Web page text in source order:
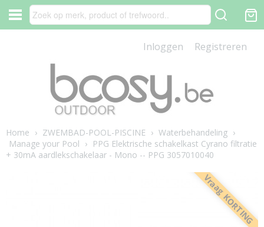
Inloggen Registreren
Home › ZWEMBAD-POOL-PISCINE › Waterbehandeling ›
Manage your Pool › PPG Elektrische schakelkast Cyrano filtratie
+ 30mA aardlekschakelaar - Mono -- PPG 3057010040
Vraag KORTING